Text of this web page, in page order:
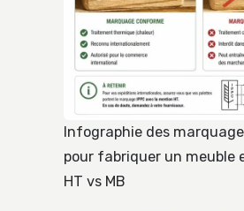
Infographie des
pour fabriquer un meuble
HT vs MB